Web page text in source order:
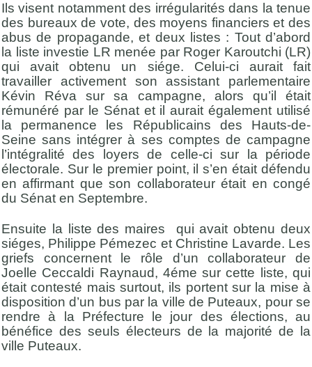
Ils visent notamment des irrégularités dans la tenue
des bureaux de vote, des moyens financiers et des
abus de propagande, et deux listes : Tout d’abord
la liste investie LR menée par Roger Karoutchi (LR)
qui avait obtenu un siége. Celui-ci aurait fait
travailler activement son assistant parlementaire
Kévin Réva sur sa campagne, alors qu’il était
rémunéré par le Sénat et il aurait également utilisé
la permanence les Républicains des Hauts-de-
Seine sans intégrer à ses comptes de campagne
l’intégralité des loyers de celle-ci sur la période
électorale. Sur le premier point, il s’en était défendu
en affirmant que son collaborateur était en congé
du Sénat en Septembre.
Ensuite la liste des maires qui avait obtenu deux
siéges, Philippe Pémezec et Christine Lavarde. Les
griefs concernent le rôle d’un collaborateur de
Joelle Ceccaldi Raynaud, 4éme sur cette liste, qui
était contesté mais surtout, ils portent sur la mise à
disposition d’un bus par la ville de Puteaux, pour se
rendre à la Préfecture le jour des élections, au
bénéfice des seuls électeurs de la majorité de la
ville Puteaux.